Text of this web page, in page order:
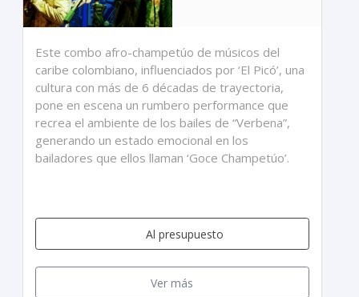
Este combo afro-champetúo de músicos del
caribe colombiano, influenciados por ‘El Picó’, una
cultura con más de 6 décadas de trayectoria,
pone en escena un rumbero performance que
recrea el ambiente de los bailes de “Verbena”,
generando un estado emocional en los
bailadores que ellos llaman ‘Goce Champetúo’.
Al presupuesto
Ver más